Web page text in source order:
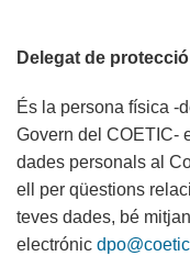
Delegat de
És la persona física -
Govern del COETIC-
dades personals al
ell per qüestions
teves dades, bé
electrónic